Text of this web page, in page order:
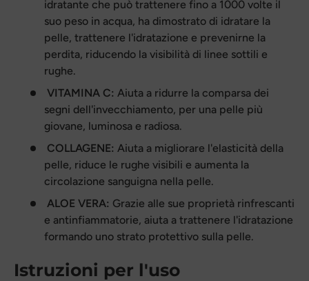
idratante che può trattenere fino a 1000 volte il
suo peso in acqua, ha dimostrato di idratare la
pelle, trattenere l'idratazione e prevenirne la
perdita, riducendo la visibilità di linee sottili e
rughe.
VITAMINA C: Aiuta a ridurre la comparsa dei
segni dell'invecchiamento, per una pelle più
giovane, luminosa e radiosa.
COLLAGENE: Aiuta a migliorare l'elasticità della
pelle, riduce le rughe visibili e aumenta la
circolazione sanguigna nella pelle.
ALOE VERA: Grazie alle sue proprietà rinfrescanti
e antinfiammatorie, aiuta a trattenere l'idratazione
formando uno strato protettivo sulla pelle.
Istruzioni per l'uso